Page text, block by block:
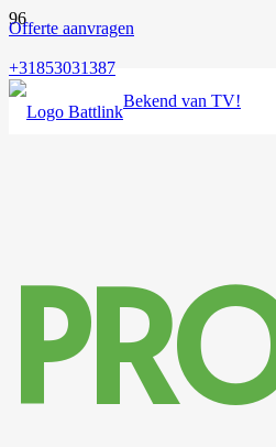
Offerte aanvragen
+31853031387
Bekend van TV!